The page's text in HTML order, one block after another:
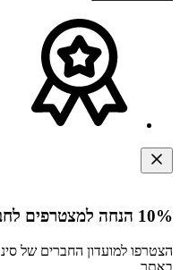
10% הנחה למצטרפים לחברי המועדון
באתר